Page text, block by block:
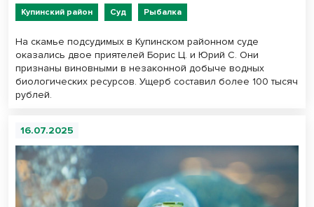
Купинский район Суд Рыбалка
На скамье подсудимых в Купинском районном суде
оказались двое приятелей Борис Ц. и Юрий С. Они
признаны виновными в незаконной добыче водных
биологических ресурсов. Ущерб составил более 100 тысяч
рублей.
16.07.2025